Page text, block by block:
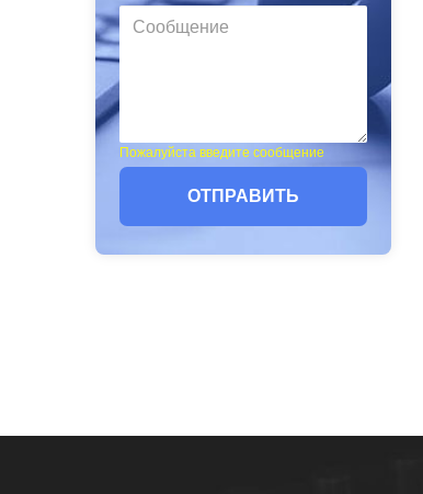
Пожалуйста введите сообщение
ОТПРАВИТЬ